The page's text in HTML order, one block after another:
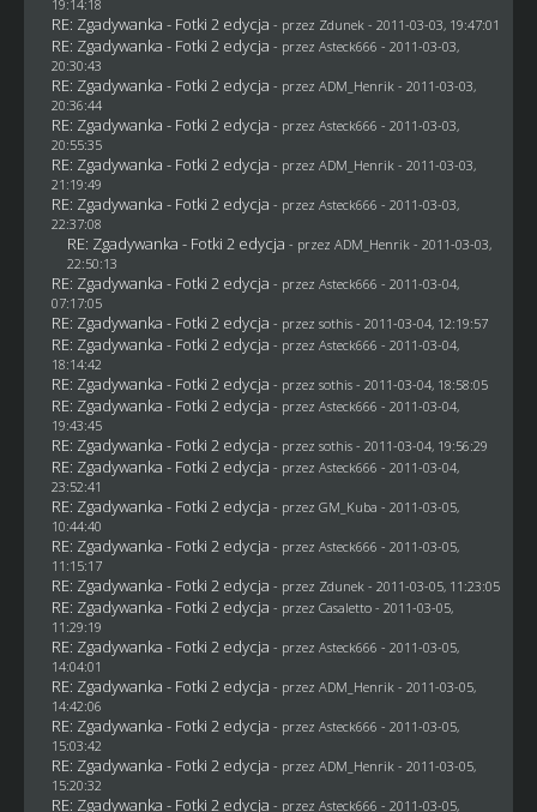
19:14:18
RE: Zgadywanka - Fotki 2 edycja - przez Zdunek - 2011-03-03, 19:47:01
RE: Zgadywanka - Fotki 2 edycja - przez Asteck666 - 2011-03-03,
20:30:43
RE: Zgadywanka - Fotki 2 edycja - przez ADM_Henrik - 2011-03-03,
20:36:44
RE: Zgadywanka - Fotki 2 edycja - przez Asteck666 - 2011-03-03,
20:55:35
RE: Zgadywanka - Fotki 2 edycja - przez ADM_Henrik - 2011-03-03,
21:19:49
RE: Zgadywanka - Fotki 2 edycja - przez Asteck666 - 2011-03-03,
22:37:08
RE: Zgadywanka - Fotki 2 edycja - przez ADM_Henrik - 2011-03-03,
22:50:13
RE: Zgadywanka - Fotki 2 edycja - przez Asteck666 - 2011-03-04,
07:17:05
RE: Zgadywanka - Fotki 2 edycja - przez sothis- 2011-03-04, 12:19:57
RE: Zgadywanka - Fotki 2 edycja - przez Asteck666 - 2011-03-04,
18:14:42
RE: Zgadywanka - Fotki 2 edycja - przez sothis- 2011-03-04, 18:58:05
RE: Zgadywanka - Fotki 2 edycja - przez Asteck666 - 2011-03-04,
19:43:45
RE: Zgadywanka - Fotki 2 edycja - przez sothis- 2011-03-04, 19:56:29
RE: Zgadywanka - Fotki 2 edycja - przez Asteck666 - 2011-03-04,
23:52:41
RE: Zgadywanka - Fotki 2 edycja - przez GM_Kuba - 2011-03-05,
10:44:40
RE: Zgadywanka - Fotki 2 edycja - przez Asteck666 - 2011-03-05,
11:15:17
RE: Zgadywanka - Fotki 2 edycja - przez Zdunek - 2011-03-05, 11:23:05
RE: Zgadywanka - Fotki 2 edycja - przez Casaletto- 2011-03-05,
11:29:19
RE: Zgadywanka - Fotki 2 edycja - przez Asteck666 - 2011-03-05,
14:04:01
RE: Zgadywanka - Fotki 2 edycja - przez ADM_Henrik - 2011-03-05,
14:42:06
RE: Zgadywanka - Fotki 2 edycja - przez Asteck666 - 2011-03-05,
15:03:42
RE: Zgadywanka - Fotki 2 edycja - przez ADM_Henrik - 2011-03-05,
15:20:32
RE: Zgadywanka - Fotki 2 edycja - przez Asteck666 - 2011-03-05,